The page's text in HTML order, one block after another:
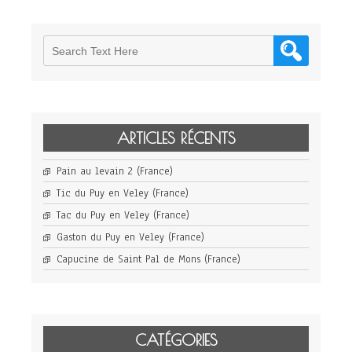
ARTICLES RÉCENTS
Pain au levain 2 (France)
Tic du Puy en Veley (France)
Tac du Puy en Veley (France)
Gaston du Puy en Veley (France)
Capucine de Saint Pal de Mons (France)
CATÉGORIES